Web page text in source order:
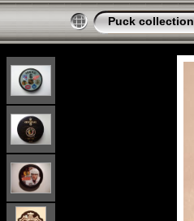
Puck collection